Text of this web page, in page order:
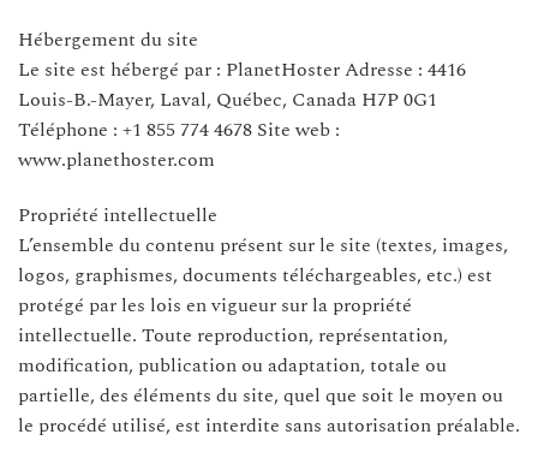
Hébergement du site
Le site est hébergé par : PlanetHoster Adresse : 4416
Louis-B.-Mayer, Laval, Québec, Canada H7P 0G1
Téléphone : +1 855 774 4678 Site web :
www.planethoster.com
Propriété intellectuelle
L’ensemble du contenu présent sur le site (textes, images,
logos, graphismes, documents téléchargeables, etc.) est
protégé par les lois en vigueur sur la propriété
intellectuelle. Toute reproduction, représentation,
modification, publication ou adaptation, totale ou
partielle, des éléments du site, quel que soit le moyen ou
le procédé utilisé, est interdite sans autorisation préalable.